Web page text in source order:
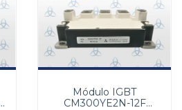
Módulo IGBT
CM300YE2N-12F